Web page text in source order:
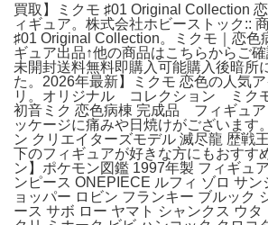
買取】ミクモ ♯01 Original Collection
ィギュア。株式会社ホビーストック::
♯01 Original Collection。ミクモ｜恋色
ギュア出品↑他の商品はこちらからご
未開封送料無料即購入可能購入後暗所
た。2026年最新】ミクモ 恋色の人気
リ。オリジナル コレクション ミク
初音ミク 恋色病棟 完成品 フィギュア
ッケージに痛みや日焼けがございます
ン クリエイターズモデル 滅尽龍 歴戦
下のフィギュアが好きな方にもおすす
ン】ポケモン図鑑 1997年製 フィギュ
ンピース ONEPIECE ルフィ ゾロ サン
ョッパー ロビン フランキー ブルック
ース サボ ロー ヤマト シャンクス ウタ